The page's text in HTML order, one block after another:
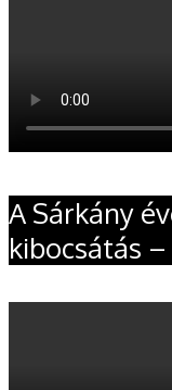
A Sárkány
kibocsátás